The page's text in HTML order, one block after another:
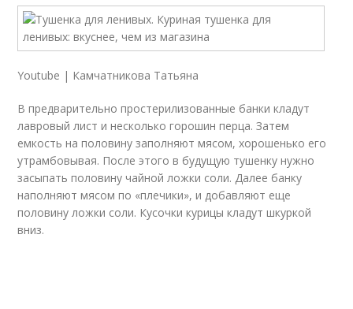
Youtube | Камчатникова Татьяна
В предварительно простерилизованные банки кладут
лавровый лист и несколько горошин перца. Затем
емкость на половину заполняют мясом, хорошенько его
утрамбовывая. После этого в будущую тушенку нужно
засыпать половину чайной ложки соли. Далее банку
наполняют мясом по «плечики», и добавляют еще
половину ложки соли. Кусочки курицы кладут шкуркой
вниз.